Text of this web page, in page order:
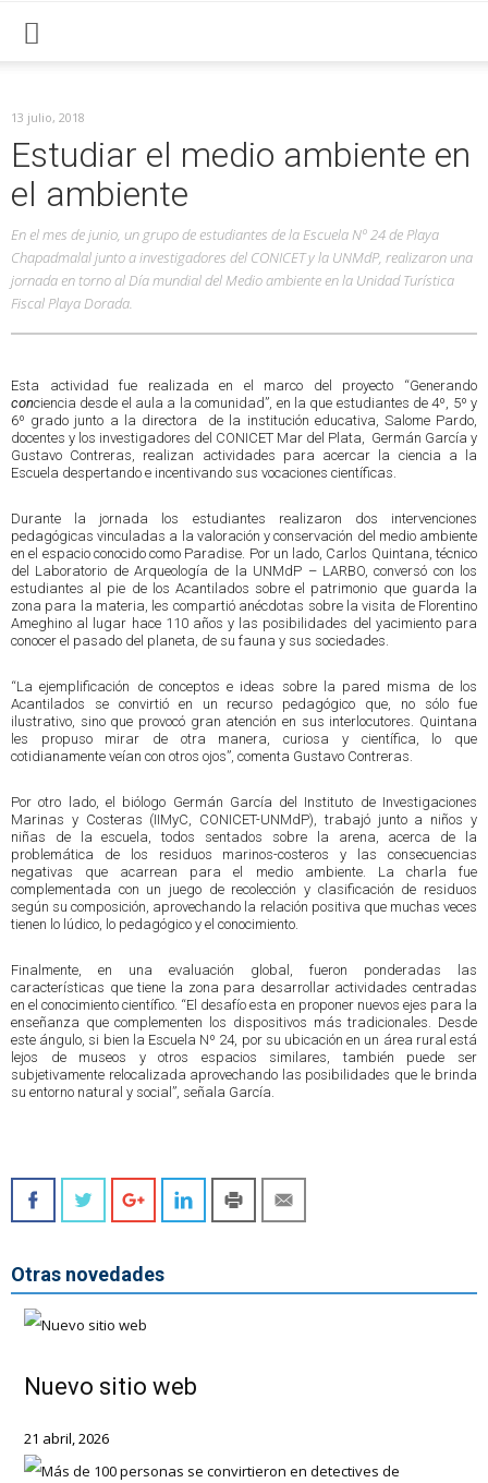
13 julio, 2018
Estudiar el medio ambiente en
el ambiente
En el mes de junio, un grupo de estudiantes de la Escuela Nº 24 de Playa
Chapadmalal junto a investigadores del CONICET y la UNMdP, realizaron una
jornada en torno al Día mundial del Medio ambiente en la Unidad Turística
Fiscal Playa Dorada.
Esta actividad fue realizada en el marco del proyecto “Generando
conciencia desde el aula a la comunidad”, en la que estudiantes de 4º, 5º y
6º grado junto a la directora de la institución educativa, Salome Pardo,
docentes y los investigadores del CONICET Mar del Plata, Germán García y
Gustavo Contreras, realizan actividades para acercar la ciencia a la
Escuela despertando e incentivando sus vocaciones científicas.
Durante la jornada los estudiantes realizaron dos intervenciones
pedagógicas vinculadas a la valoración y conservación del medio ambiente
en el espacio conocido como Paradise. Por un lado, Carlos Quintana, técnico
del Laboratorio de Arqueología de la UNMdP – LARBO, conversó con los
estudiantes al pie de los Acantilados sobre el patrimonio que guarda la
zona para la materia, les compartió anécdotas sobre la visita de Florentino
Ameghino al lugar hace 110 años y las posibilidades del yacimiento para
conocer el pasado del planeta, de su fauna y sus sociedades.
“La ejemplificación de conceptos e ideas sobre la pared misma de los
Acantilados se convirtió en un recurso pedagógico que, no sólo fue
ilustrativo, sino que provocó gran atención en sus interlocutores. Quintana
les propuso mirar de otra manera, curiosa y científica, lo que
cotidianamente veían con otros ojos”, comenta Gustavo Contreras.
Por otro lado, el biólogo Germán García del Instituto de Investigaciones
Marinas y Costeras (IIMyC, CONICET-UNMdP), trabajó junto a niños y
niñas de la escuela, todos sentados sobre la arena, acerca de la
problemática de los residuos marinos-costeros y las consecuencias
negativas que acarrean para el medio ambiente. La charla fue
complementada con un juego de recolección y clasificación de residuos
según su composición, aprovechando la relación positiva que muchas veces
tienen lo lúdico, lo pedagógico y el conocimiento.
Finalmente, en una evaluación global, fueron ponderadas las
características que tiene la zona para desarrollar actividades centradas
en el conocimiento científico. “El desafío esta en proponer nuevos ejes para la
enseñanza que complementen los dispositivos más tradicionales. Desde
este ángulo, si bien la Escuela Nº 24, por su ubicación en un área rural está
lejos de museos y otros espacios similares, también puede ser
subjetivamente relocalizada aprovechando las posibilidades que le brinda
su entorno natural y social”, señala García.
Otras novedades
Nuevo sitio web
21 abril, 2026